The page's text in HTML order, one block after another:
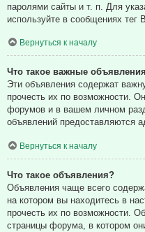
паролями сайты и т. п. Для
используйте в сообщениях тег
Вернуться к началу
Что такое важные
Эти объявления содержат
прочесть их по возможности.
форумов и в вашем личном
объявлений предоставляются
Вернуться к началу
Что такое объявления?
Объявления чаще всего
на котором вы находитесь в
прочесть их по возможности.
страницы форума, в котором